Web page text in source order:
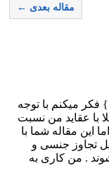
مقاله بعدی ←